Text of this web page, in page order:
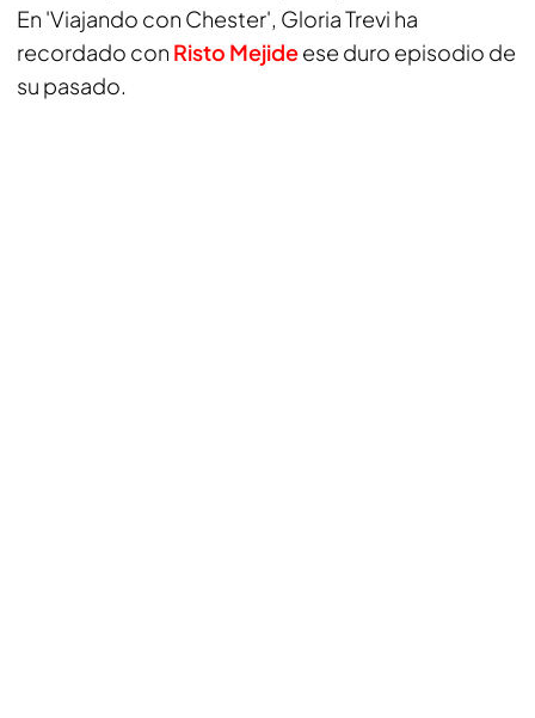
En 'Viajando con Chester', Gloria Trevi ha
recordado con Risto Mejideese duro episodio de
su pasado.